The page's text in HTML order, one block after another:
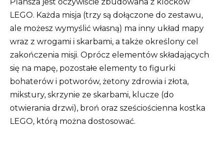
LEGO. Każda misja (trzy są dołączone do zestawu,
ale możesz wymyślić własną) ma inny układ mapy
wraz z wrogami i skarbami, a także określony cel
zakończenia misji. Oprócz elementów składających
się na mapę, pozostałe elementy to figurki
bohaterów i potworów, żetony zdrowia i złota,
mikstury, skrzynie ze skarbami, klucze (do
otwierania drzwi), broń oraz sześciościenna kostka
LEGO, którą można dostosować.